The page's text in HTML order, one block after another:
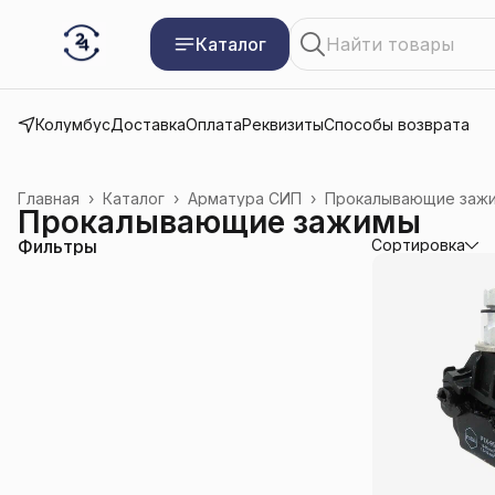
Каталог
КолумбусДоставкаОплатаРеквизитыСпособы возврата
Прокалывающие
Арматура СИП ›
Каталог ›
Главная ›
Прокалывающие зажимы
Фильтры Сортировка